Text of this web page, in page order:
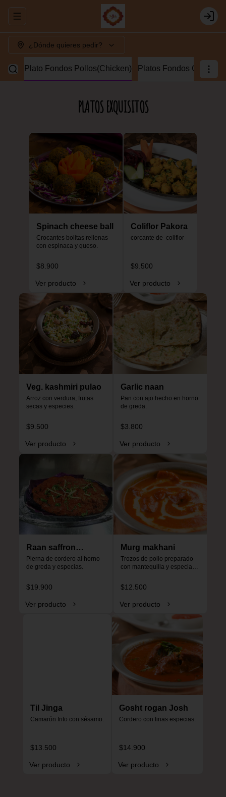
Abrir menu de navegación Login
¿Dónde quieres pedir?
Plato Fondos Pollos(Chicken) Platos Fondos
PLATOS EXQUISITOS
Spinach cheese ball
Crocantes bolitas rellenas
con espinaca y queso.
$8.900
Ver producto
Coliflor Pakora
corcante de  coliflor
$9.500
Ver producto
Veg. kashmiri pulao
Arroz con verdura, frutas
secas y especies.
$9.500
Ver producto
Garlic naan
Pan con ajo hecho en horno
de greda.
$3.800
Ver producto
Raan saffron
special
Pierna de cordero al horno
de greda y especias.
$19.900
Ver producto
Murg makhani
Trozos de pollo preparado
con mantequilla y especias,
picante.
$12.500
Ver producto
Til Jinga
Camarón frito con sésamo.
$13.500
Ver producto
Gosht rogan Josh
Cordero con finas especias.
$14.900
Ver producto